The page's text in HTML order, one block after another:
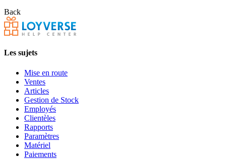
Back
Les sujets
Mise en route
Ventes
Articles
Gestion de Stock
Employés
Clientèles
Rapports
Paramètres
Matériel
Paiements